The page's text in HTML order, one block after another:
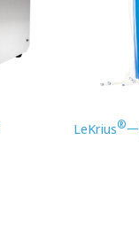
LeKrius®